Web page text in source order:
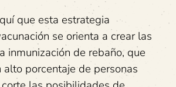
que esta estrategia
se orienta a crear las
inmunización de rebaño, que
alto porcentaje de personas